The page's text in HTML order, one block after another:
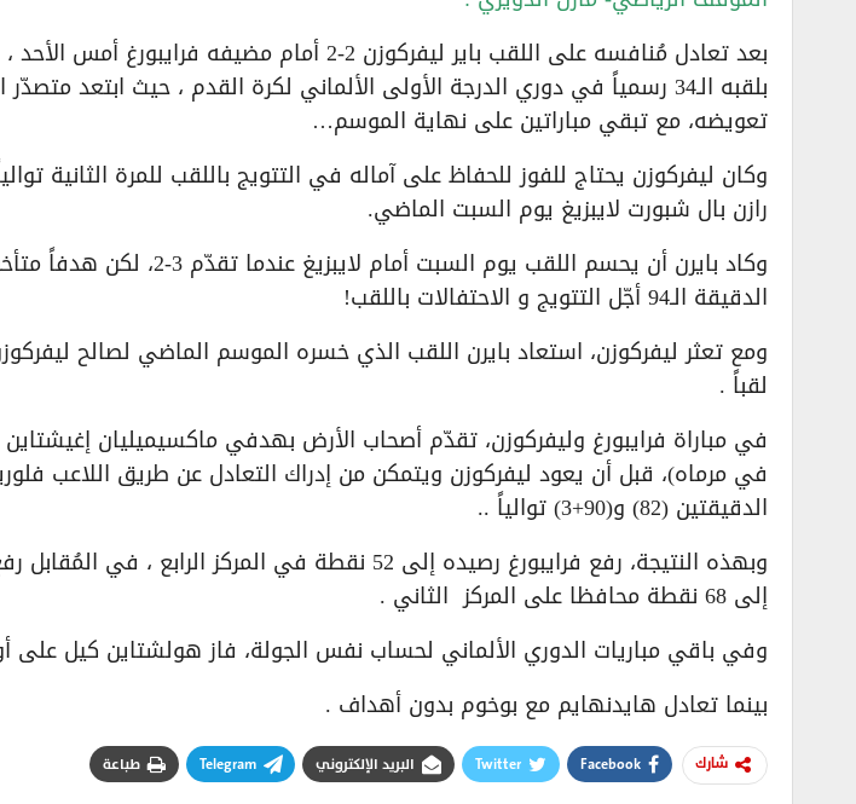
بعد تعادل مُنافسه على اللقب باير ليفركوزن 2-2 أمام مضيفه
بلقبه الـ34 رسمياً في دوري الدرجة الأولى الألماني لكرة القدم ، حيث ابتعد
تعويضه، مع تبقي مباراتين على نهاية الموسم…
رازن بال شبورت لايبزيغ يوم السبت الماضي.
وكاد بايرن أن يحسم اللقب يوم السبت
الدقيقة الـ94 أجّل التتويج و الاحتفالات باللقب!
لقباً .
في مرماه)، قبل أن يعود ليفركوزن ويتمكن من إدراك التعادل عن طريق اللاعب
الدقيقتين (82) و(90+3) توالياً ..
وبهذه النتيجة، رفع فرايبورغ رصيده إلى 52 نقطة في المركز
إلى 68 نقطة محافظا على المركز الثاني .
وفي باقي مباريات الدوري الألماني لحساب نفس الجولة، فاز هولشتاين كيل على
بينما تعادل هايدنهايم مع بوخوم بدون أهداف .
شارك Facebook
Twitter البريد الإلكتروني Telegram طباعة